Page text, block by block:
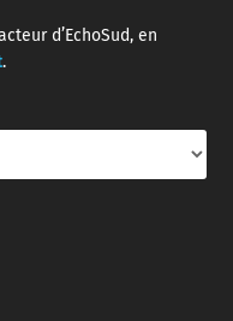
d’EchoSud, en
.